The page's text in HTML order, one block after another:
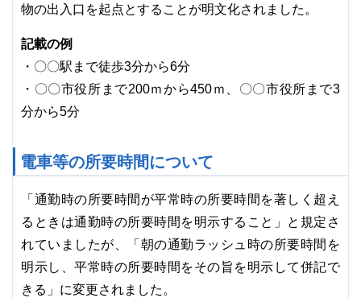
物の出入口を起点とすることが明文化されました。
記載の例
・〇〇駅まで徒歩3分から6分
・〇〇市役所まで200ｍから450ｍ、〇〇市役所まで3
分から5分
電車等の所要時間について
「通勤時の所要時間が平常時の所要時間を著しく超え
るときは通勤時の所要時間を明示すること」と規定さ
れていましたが、「朝の通勤ラッシュ時の所要時間を
明示し、平常時の所要時間をその旨を明示して併記で
きる」に変更されました。